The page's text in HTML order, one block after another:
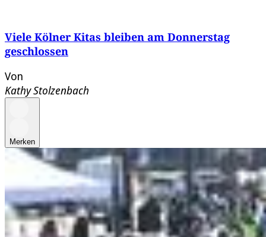
Viele Kölner Kitas bleiben am Donnerstag
geschlossen
Von
Kathy Stolzenbach
Merken